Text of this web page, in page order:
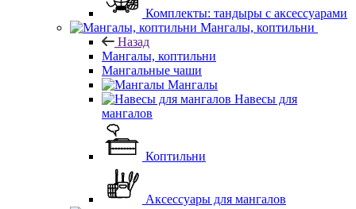
Комплекты: тандыры с аксессуарами
Мангалы, коптильни
Назад
Мангалы, коптильни
Мангальные чаши
Мангалы
Навесы для
мангалов
Коптильни
Аксессуары для мангалов